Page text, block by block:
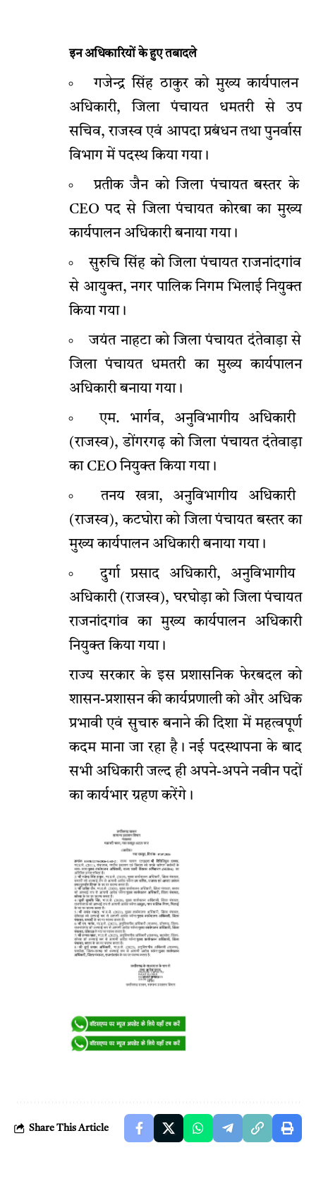
इन अधिकारियों के हुए तबादले
गजेन्द्र सिंह ठाकुर को मुख्य कार्यपालन
अधिकारी, जिला पंचायत धमतरी से उप
सचिव, राजस्व एवं आपदा प्रबंधन तथा पुनर्वास
विभाग में पदस्थ किया गया।
प्रतीक जैन को जिला पंचायत बस्तर के
CEO पद से जिला पंचायत कोरबा का मुख्य
कार्यपालन अधिकारी बनाया गया।
सुरुचि सिंह को जिला पंचायत राजनांदगांव
से आयुक्त, नगर पालिक निगम भिलाई नियुक्त
किया गया।
जयंत नाहटा को जिला पंचायत दंतेवाड़ा से
जिला पंचायत धमतरी का मुख्य कार्यपालन
अधिकारी बनाया गया।
एम. भार्गव, अनुविभागीय अधिकारी
(राजस्व), डोंगरगढ़ को जिला पंचायत दंतेवाड़ा
का CEO नियुक्त किया गया।
तनय खत्रा, अनुविभागीय अधिकारी
(राजस्व), कटघोरा को जिला पंचायत बस्तर का
मुख्य कार्यपालन अधिकारी बनाया गया।
दुर्गा प्रसाद अधिकारी, अनुविभागीय
अधिकारी (राजस्व), घरघोड़ा को जिला पंचायत
राजनांदगांव का मुख्य कार्यपालन अधिकारी
नियुक्त किया गया।
राज्य सरकार के इस प्रशासनिक फेरबदल को
शासन-प्रशासन की कार्यप्रणाली को और अधिक
प्रभावी एवं सुचारु बनाने की दिशा में महत्वपूर्ण
कदम माना जा रहा है। नई पदस्थापना के बाद
सभी अधिकारी जल्द ही अपने-अपने नवीन पदों
का कार्यभार ग्रहण करेंगे।
Share This Article